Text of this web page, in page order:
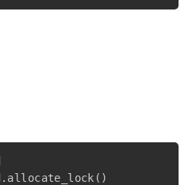
. allocate_lock ( )